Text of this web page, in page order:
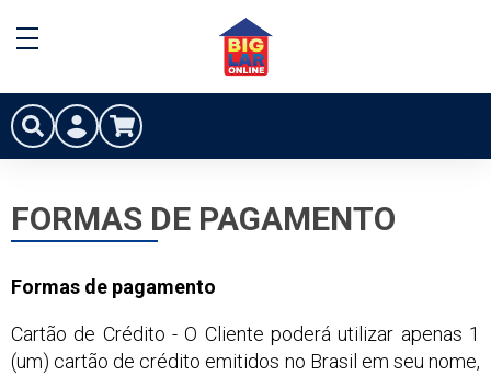
FORMAS DE PAGAMENTO
Formas de pagamento
Cartão de Crédito - O Cliente poderá utilizar apenas 1
(um) cartão de crédito emitidos no Brasil em seu nome,